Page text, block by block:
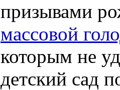
призывами
массовой
которым не
детский сад